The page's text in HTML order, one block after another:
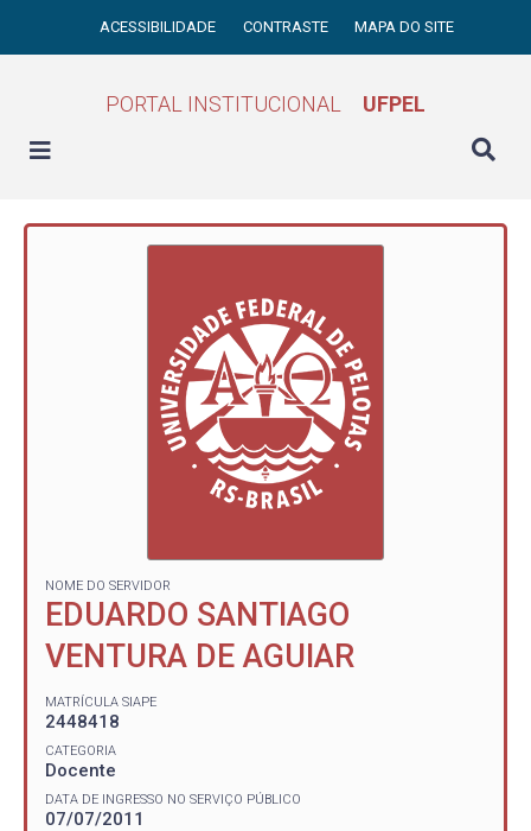
ACESSIBILIDADE CONTRASTE MAPA DO SITE
PORTAL INSTITUCIONAL UFPEL
NOME DO SERVIDOR
EDUARDO SANTIAGO
VENTURA DE AGUIAR
MATRÍCULA SIAPE
2448418
CATEGORIA
Docente
DATA DE INGRESSO NO SERVIÇO PÚBLICO
07/07/2011